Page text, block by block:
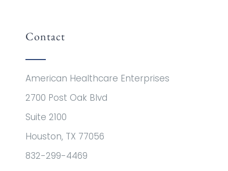
Contact
American Healthcare Enterprises
2700 Post Oak Blvd
Suite 2100
Houston, TX 77056
832-299-4469